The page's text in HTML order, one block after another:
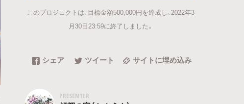
このプロジェクトは、目標金額500,000円を達成し、2022年3
月30日23:59に終了しました。
シェア ツイート サイトに埋め込み
PRESENTER